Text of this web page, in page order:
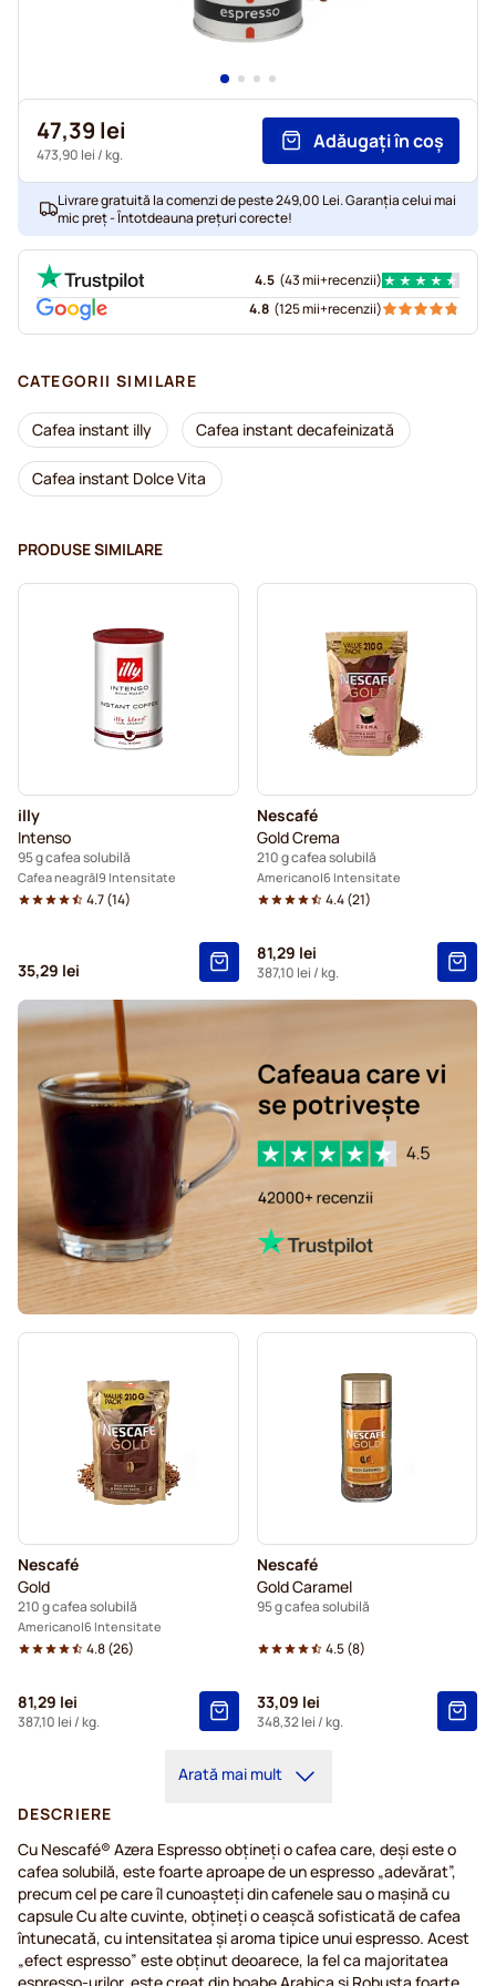
47,39 lei
473,90 lei / kg.
Adăugați în coș
Livrare gratuită la comenzi de peste 249,00 Lei. Garanția celui mai
mic preț - Întotdeauna prețuri corecte!
4.5 (43 mii+recenzii)
4.8 (125 mii+recenzii)
CATEGORII SIMILARE
Cafea instant illy Cafea instant decafeinizată
Cafea instant Dolce Vita
PRODUSE SIMILARE
illy
Intenso
95 g cafea solubilă
Cafea neagră 9 Intensitate
4.7(14)
35,29 lei
Nescafé
Gold Crema
210 g cafea solubilă
Americano 6 Intensitate
4.4(21)
81,29 lei
387,10 lei / kg.
Nescafé
Gold
210 g cafea solubilă
Americano 6 Intensitate
4.8(26)
81,29 lei
387,10 lei / kg.
Nescafé
Gold Caramel
95 g cafea solubilă
4.5(8)
33,09 lei
348,32 lei / kg.
Arată mai mult
DESCRIERE
Cu Nescafé® Azera Espresso obțineți o cafea care, deși este o
cafea solubilă, este foarte aproape de un espresso „adevărat”,
precum cel pe care îl cunoașteți din cafenele sau o mașină cu
capsule Cu alte cuvinte, obțineți o ceașcă sofisticată de cafea
întunecată, cu intensitatea și aroma tipice unui espresso. Acest
„efect espresso” este obținut deoarece, la fel ca majoritatea